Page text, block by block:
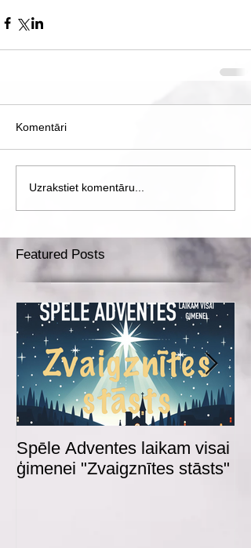
Komentāri
Uzrakstiet komentāru...
Featured Posts
Spēle Adventes laikam visai
ģimenei "Zvaigznītes stāsts"